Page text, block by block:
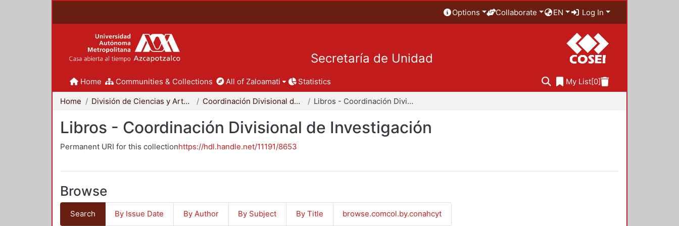
Options Collaborate EN Log In
Secretaría de Unidad
Home Communities & Collections All of Zaloamati Statistics My List[0]
Home División de Ciencias y Artes para el Diseño Coordinación Divisional de Investigación Libros - Coordinación Divisional de Investigación
Libros - Coordinación Divisional de Investigación
Permanent URI for this collectionhttps://hdl.handle.net/11191/8653
Browse
Search By Issue Date By Author By Subject By Title browse.comcol.by.conahcyt